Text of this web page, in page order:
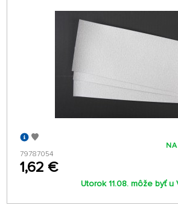
79787054
1,62 €
Utorok 11.08. môže byť u